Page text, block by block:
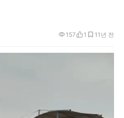
1년 전
157 1 1